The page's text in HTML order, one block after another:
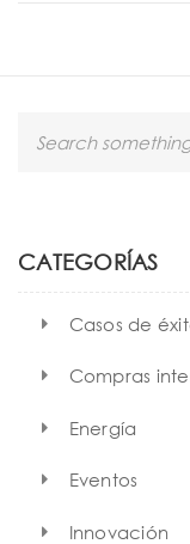
h
CATEGORÍAS
Casos de
Compras
Energía
Eventos
Innovación